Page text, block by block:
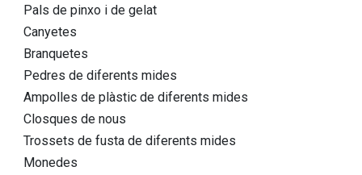
Pals de pinxo i de gelat
Canyetes
Branquetes
Pedres de diferents mides
Ampolles de plàstic de diferents mides
Closques de nous
Trossets de fusta de diferents mides
Monedes